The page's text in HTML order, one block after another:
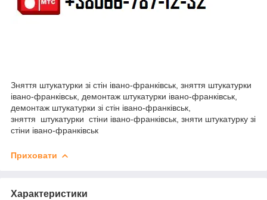
Зняття штукатурки зі стін івано-франківськ, зняття штукатурки
івано-франківськ, демонтаж штукатурки івано-франківськ,
демонтаж штукатурки зі стін івано-франківськ,
зняття штукатурки стіни івано-франківськ, зняти штукатурку зі
стіни івано-франківськ
Приховати
Характеристики